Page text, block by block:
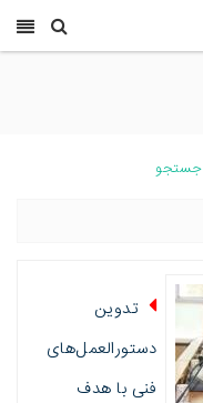
جستجو
تدوین
دستورالعمل‌های
فنی با هدف